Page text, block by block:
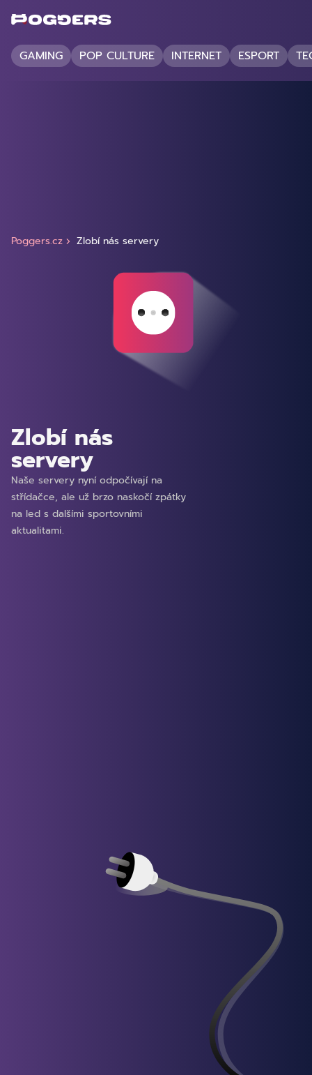
GAMING POP CULTURE INTERNET ESPORT
Poggers.cz Zlobí nás servery
Zlobí nás
servery
Naše servery nyní odpočívají na
střídačce, ale už brzo naskočí zpátky
na led s dalšími sportovními
aktualitami.